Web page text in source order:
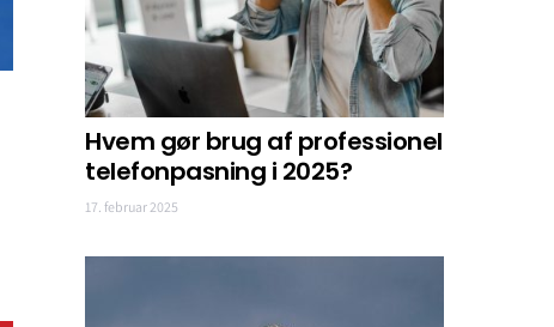
Hvem gør brug af professionel
telefonpasning i 2025?
17. februar 2025